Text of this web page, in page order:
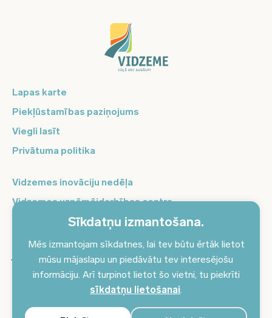
Sīkdatņu izmantošana.
Mēs izmantojam sīkdatnes, lai tev būtu ērtāk lietot
mūsu mājaslapu un piedāvātu tev interesējošu
informāciju. Arī turpinot lietot šo vietni, tu piekrīti
sīkdatņu lietošanai.
Lapas karte
Piekļūstamības paziņojums
Viegli lasīt
Privātuma politika
Vidzemes inovāciju nedēļa
Vidzemes uzņēmējdarbības centrs
Balso Vidzeme
Pierakstieties jaunumiem un saņemiet aktuālākos
jaunumus savā e-pastā!
Pieteikties jaunumiem